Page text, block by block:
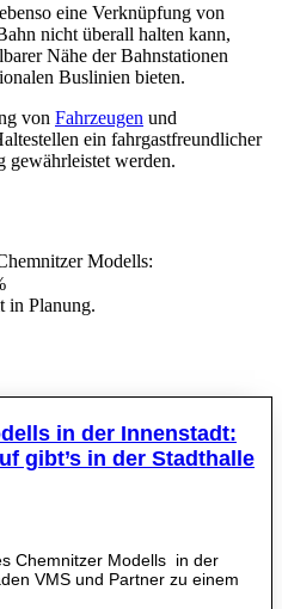
eine Verknüpfung von
nicht überall halten kann,
Nähe der Bahnstationen
Buslinien bieten.
von Fahrzeugen und
ein fahrgastfreundlicher
gewährleistet werden.
Modells:
in Planung.
in der Innenstadt:
gibt’s in der Stadthalle
Chemnitzer Modells in der
VMS und Partner zu einem